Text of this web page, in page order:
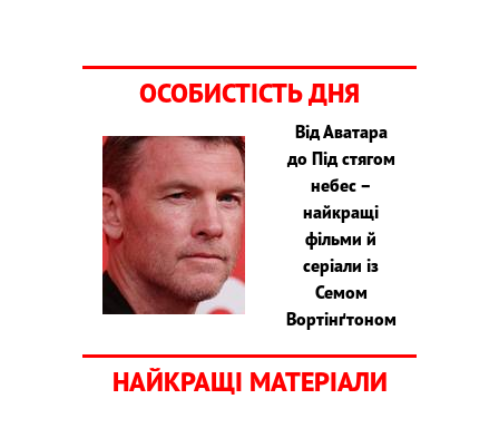
ОСОБИСТІСТЬ ДНЯ
Від Аватара
до Під стягом
небес –
найкращі
фільми й
серіали із
Семом
Вортінґтоном
НАЙКРАЩІ МАТЕРІАЛИ